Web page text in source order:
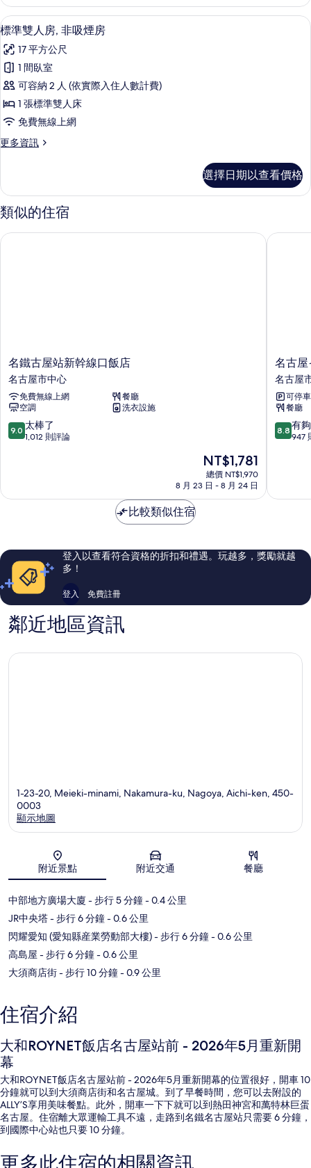
房
的
所
有
相
片
雙
床
房,
吸
煙
房
的
詳
情
顯
示
標
準
雙
人
非
煙
房
的
所
羽絨被、書桌、遮光布/窗簾、熨斗/熨
4
標準雙人房, 非吸煙房
17 平方公尺
1 間臥室
可容納 2 人 (依實際入住人數計費)
1 張標準雙人床
免費無線上網
更多資訊
更
雙
人
房,
吸
選擇日期以查看價格
類似的住宿
名
鐵
古
屋
站
新
幹
名
中
心
名鐵古屋站新幹線口飯店
名古屋市中心
免費無線上網
餐廳
空調
洗衣設施
9.0
分，
太
則
評
9.0 太棒了
1,012 則評論
現
在
價
NT$1,781
總價 NT$1,970
8 月 23 日 - 8 月 24 日
名鐵古屋站新幹線口飯店
名
古
屋
イ
ビ
ス
ス
名
中
心
名古屋
名古屋
可停車
餐廳
8.8
分，
有
則
評
8.8 有
947
名古屋
比較類似住宿
登入以查看符合資格的折扣和禮遇。玩越多，獎勵就越
多！
登入 免費註冊
鄰近地區資訊
1-23-20, Meieki-minami, Nakamura-ku, Nagoya, Aichi-ken, 450-
0003
顯示地圖
附近景點 附近交通 餐廳
中部地方廣場大廈 - 步行 5 分鐘- 0.4 公里
JR中央塔- 步行 6 分鐘- 0.6 公里
閃耀愛知 (愛知縣産業勞動部大樓)- 步行 6 分鐘- 0.6 公里
高島屋 - 步行 6 分鐘- 0.6 公里
大須商店街- 步行 10 分鐘- 0.9 公里
住宿介紹
大和ROYNET飯店名古屋站前 - 2026年5月重新開
幕
大和ROYNET飯店名古屋站前 - 2026年5月重新開幕的位置很好，開車 10
分鐘就可以到大須商店街和名古屋城。到了早餐時間，您可以去附設的
ALLY’S享用美味餐點。此外，開車一下下就可以到熱田神宮和萬特林巨蛋
名古屋。住宿離大眾運輸工具不遠，走路到名鐵名古屋站只需要 6 分鐘，
到國際中心站也只要 10 分鐘。